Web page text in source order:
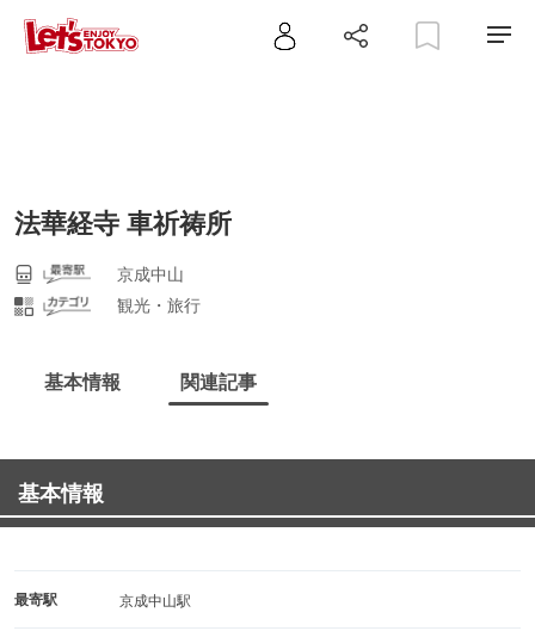
法華経寺 車祈祷所
京成中山
観光・旅行
基本情報 関連記事
基本情報
最寄駅 京成中山駅